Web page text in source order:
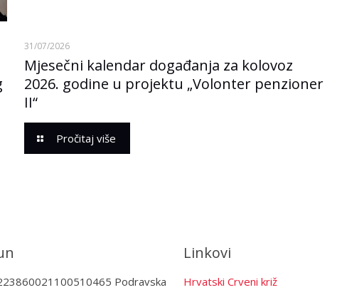
31/07/2026
Mjesečni kalendar događanja za kolovoz
2026. godine u projektu „Volonter penzioner
II“
Pročitaj više
Podravska
Linkovi
Hrvatski Crveni križ